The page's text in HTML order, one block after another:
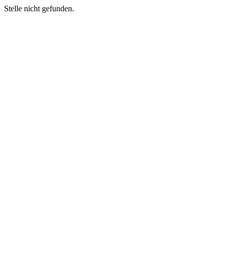
Stelle nicht gefunden.